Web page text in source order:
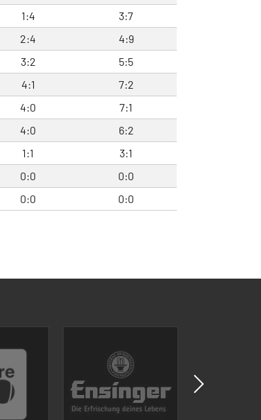
1:4
3:7
2:4
4:9
3:2
5:5
4:1
7:2
4:0
7:1
4:0
6:2
1:1
3:1
0:0
0:0
0:0 0:0